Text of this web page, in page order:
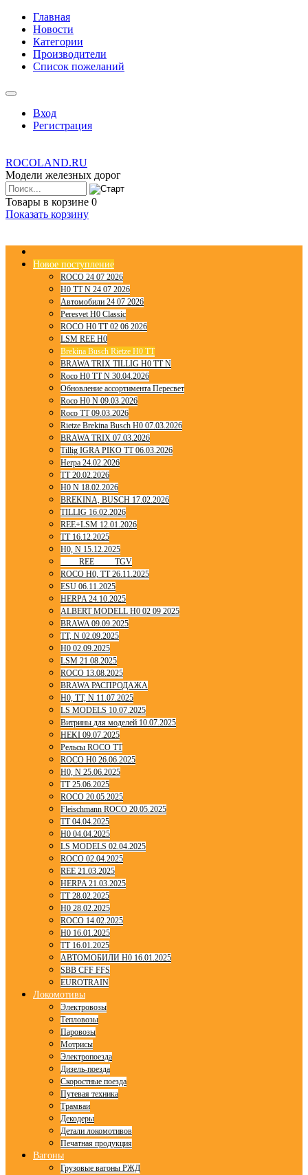
Главная
Новости
Категории
Производители
Список пожеланий
Вход
Регистрация
ROCOLAND.RU
Модели железных дорог
Товары в корзине 0
Показать корзину
Новое поступление
ROCO 24 07 2026
H0 TT N 24 07 2026
Автомобили 24 07 2026
Peresvet H0 Classic
ROCO H0 TT 02 06 2026
LSM REE H0
Brekina Busch Rietze H0 TT
BRAWA TRIX TILLIG H0 TT N
Roco H0 TT N 30.04.2026
Обновление ассортимента Пересвет
Roco H0 N 09.03.2026
Roco TT 09.03.2026
Rietze Brekina Busch H0 07.03.2026
BRAWA TRIX 07.03.2026
Tillig IGRA PIKO TT 06.03.2026
Herpa 24.02.2026
TT 20.02.2026
H0 N 18.02.2026
BREKINA, BUSCH 17.02.2026
TILLIG 16.02.2026
REE+LSM 12.01.2026
TT 16.12.2025
H0, N 15.12.2025
____ REE ____ TGV
ROCO H0, TT 26.11.2025
ESU 06.11.2025
HERPA 24.10.2025
ALBERT MODELL H0 02 09 2025
BRAWA 09.09.2025
TT, N 02.09.2025
H0 02.09.2025
LSM 21.08.2025
ROCO 13.08.2025
BRAWA РАСПРОДАЖА
H0, TT, N 11.07.2025
LS MODELS 10.07.2025
Витрины для моделей 10.07.2025
HEKI 09.07.2025
Рельсы ROCO TT
ROCO H0 26.06.2025
H0, N 25.06.2025
TT 25.06.2025
ROCO 20.05.2025
Fleischmann ROCO 20.05.2025
TT 04.04.2025
H0 04.04.2025
LS MODELS 02.04.2025
ROCO 02.04.2025
REE 21.03.2025
HERPA 21.03.2025
TT 28.02.2025
H0 28.02.2025
ROCO 14.02.2025
H0 16.01.2025
TT 16.01.2025
АВТОМОБИЛИ H0 16.01.2025
SBB CFF FFS
EUROTRAIN
Локомотивы
Электровозы
Тепловозы
Паровозы
Мотрисы
Электропоезда
Дизель-поезда
Скоростные поезда
Путевая техника
Трамваи
Декодеры
Детали локомотивов
Печатная продукция
Вагоны
Грузовые вагоны РЖД